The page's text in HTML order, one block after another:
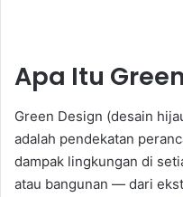
Apa Itu
Green Design (desain
adalah pendekatan
dampak lingkungan di
atau bangunan — dari